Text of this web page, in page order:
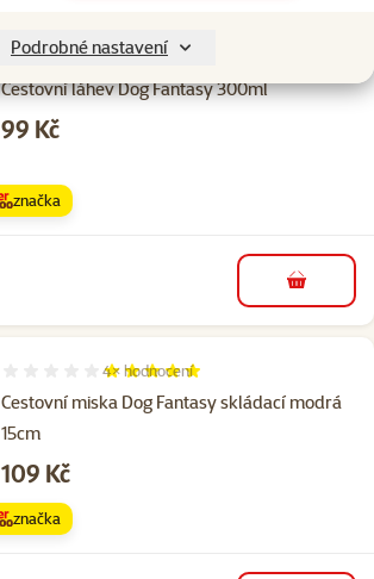
Podrobné nastavení
Cestovní láhev Dog Fantasy 300ml
3×hodnocení
Cena
99 Kč
značka
do košíku
Cestovní miska Dog Fantasy skládací modrá
15cm
Hodnocení 100%, počet hodnocení: 4
4× hodnocení
Cena
109 Kč
značka